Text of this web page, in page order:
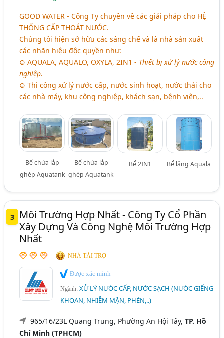
GOOD WATER - Công Ty chuyên về các giải pháp cho HỆ
THỐNG CẤP THOÁT NƯỚC.
Chúng tôi hiện sở hữu các sáng chế và là nhà sản xuất
các nhãn hiệu độc quyền như:
⊜ AQUALA, AQUALO, OXYLA, 2IN1 - Thiết bị xử lý nước công
nghiệp.
⊜ Thi công xử lý nước cấp, nước sinh hoạt, nước thải cho
các nhà máy, khu công nghiệp, khách sạn, bệnh viện,..
Bể chứa lắp
ghép Aquatank
Bể chứa lắp
ghép Aquatank
Bể 2IN1 Bể lắng Aquala
3
Môi Trường Hợp Nhất - Công Ty Cổ Phần
Xây Dựng Và Công Nghệ Môi Trường Hợp
Nhất
NHÀ TÀI TRỢ
Được xác minh
Ngành:XỬ LÝ NƯỚC CẤP, NƯỚC SẠCH (NƯỚC GIẾNG
KHOAN, NHIỄM MẶN, PHÈN,..)
965/16/23L Quang Trung, Phường An Hội Tây,TP. Hồ
Chí Minh (TPHCM)